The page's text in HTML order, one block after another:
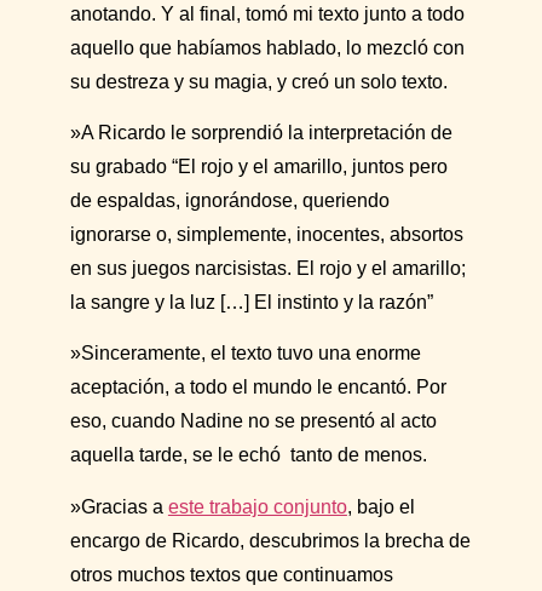
anotando. Y al final, tomó mi texto junto a todo
aquello que habíamos hablado, lo mezcló con
su destreza y su magia, y creó un solo texto.
»A Ricardo le sorprendió la interpretación de
su grabado “El rojo y el amarillo, juntos pero
de espaldas, ignorándose, queriendo
ignorarse o, simplemente, inocentes, absortos
en sus juegos narcisistas. El rojo y el amarillo;
la sangre y la luz […] El instinto y la razón”
»Sinceramente, el texto tuvo una enorme
aceptación, a todo el mundo le encantó. Por
eso, cuando Nadine no se presentó al acto
aquella tarde, se le echó tanto de menos.
»Gracias a este trabajo conjunto, bajo el
encargo de Ricardo, descubrimos la brecha de
otros muchos textos que continuamos